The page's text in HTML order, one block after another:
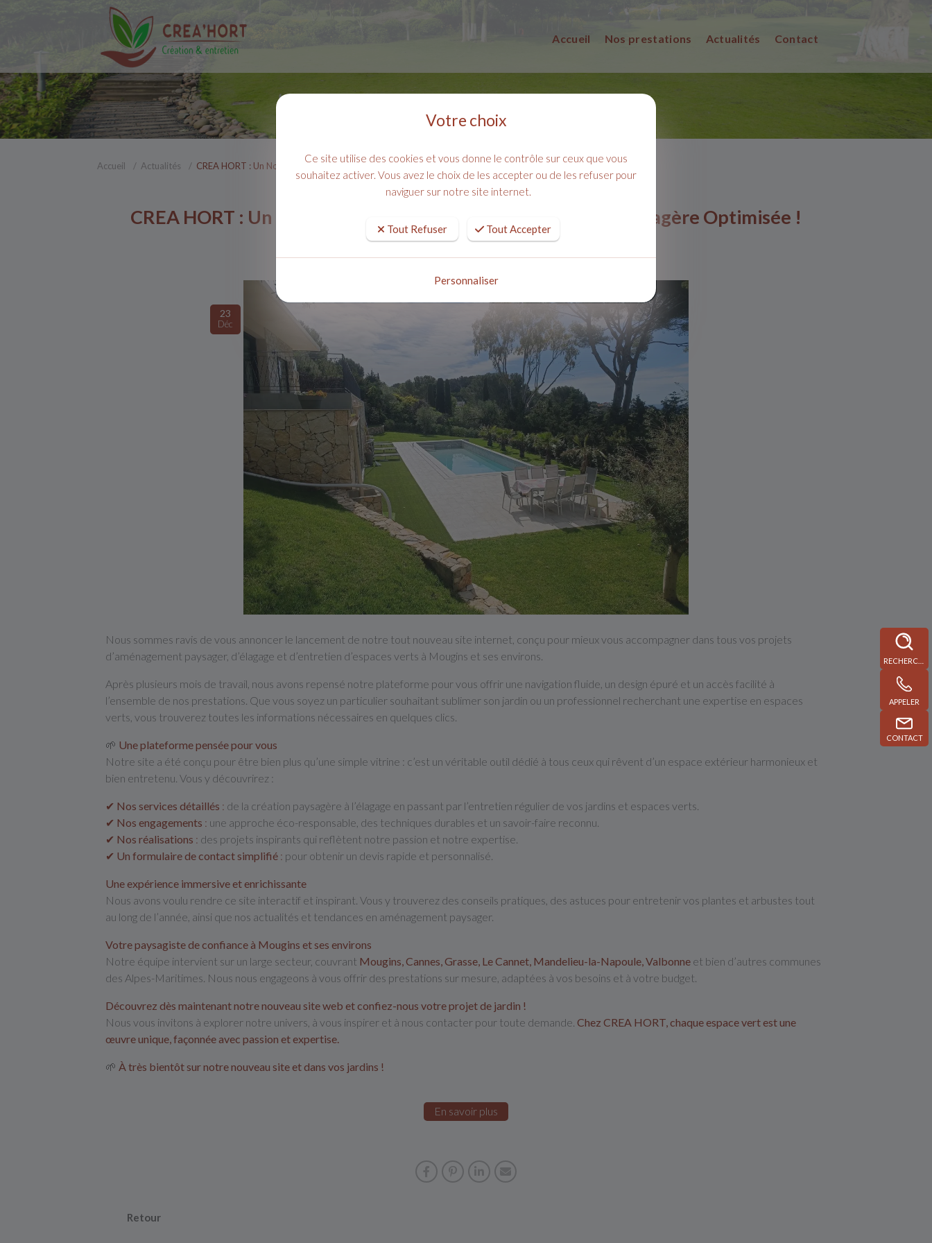
Accueil Nos prestations Actualités Contact
APPELER
CONTACT
Accueil Actualités CREA HORT : Un Nouveau Site Web pour une Expérience Paysagère Optimisée !
CREA HORT : Un Nouveau Site Web pour une Expérience Paysagère Optimisée !
PUBLIÉ LE : 23 DÉCEMBRE , 2015
23
Déc
Nous sommes ravis de vous annoncer le lancement de notre tout nouveau site internet, conçu pour mieux vous accompagner dans tous vos projets
d’aménagement paysager, d’élagage et d’entretien d’espaces verts à Mougins et ses environs.
Après plusieurs mois de travail, nous avons repensé notre plateforme pour vous offrir une navigation fluide, un design épuré et un accès facilité à
l’ensemble de nos prestations. Que vous soyez un particulier souhaitant sublimer son jardin ou un professionnel recherchant une expertise en espaces
verts, vous trouverez toutes les informations nécessaires en quelques clics.
🌱 Une plateforme pensée pour vous
Notre site a été conçu pour être bien plus qu’une simple vitrine : c’est un véritable outil dédié à tous ceux qui rêvent d’un espace extérieur harmonieux et
bien entretenu. Vous y découvrirez :
✔ Nos services détaillés : de la création paysagère à l’élagage en passant par l’entretien régulier de vos jardins et espaces verts.
✔ Nos engagements : une approche éco-responsable, des techniques durables et un savoir-faire reconnu.
✔ Nos réalisations : des projets inspirants qui reflètent notre passion et notre expertise.
✔ Un formulaire de contact simplifié : pour obtenir un devis rapide et personnalisé.
Une expérience immersive et enrichissante
Nous avons voulu rendre ce site interactif et inspirant. Vous y trouverez des conseils pratiques, des astuces pour entretenir vos plantes et arbustes tout
au long de l’année, ainsi que nos actualités et tendances en aménagement paysager.
Votre paysagiste de confiance à Mougins et ses environs
Notre équipe intervient sur un large secteur, couvrant Mougins, Cannes, Grasse, Le Cannet, Mandelieu-la-Napoule, Valbonne et bien d’autres communes
des Alpes-Maritimes. Nous nous engageons à vous offrir des prestations sur mesure, adaptées à vos besoins et à votre budget.
Découvrez dès maintenant notre nouveau site web et confiez-nous votre projet de jardin !
Nous vous invitons à explorer notre univers, à vous inspirer et à nous contacter pour toute demande. Chez CREA HORT, chaque espace vert est une
œuvre unique, façonnée avec passion et expertise.
🌱 À très bientôt sur notre nouveau site et dans vos jardins !
En savoir plus
Retour
Votre choix
Ce site utilise des cookies et vous donne le contrôle sur ceux que vous
souhaitez activer. Vous avez le choix de les accepter ou de les refuser pour
naviguer sur notre site internet.
Tout Refuser Tout Accepter
Personnaliser